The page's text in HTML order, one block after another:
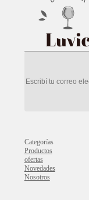
Categorías
Productos
ofertas
Novedades
Nosotros